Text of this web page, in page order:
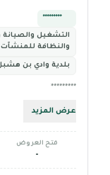
*********
التشغيل
والنظافة
بلدية وادي بن
*********
عرض المزيد
فتح العروض
-